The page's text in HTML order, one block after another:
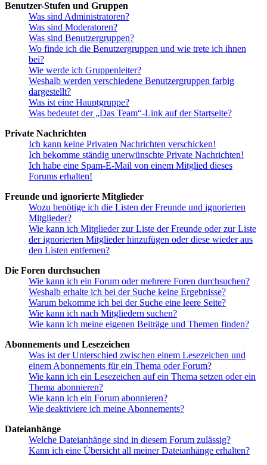
Benutzer-Stufen und Gruppen
Was sind Administratoren?
Was sind Moderatoren?
Was sind Benutzergruppen?
Wo finde ich die Benutzergruppen und wie trete ich ihnen
bei?
Wie werde ich Gruppenleiter?
Weshalb werden verschiedene Benutzergruppen farbig
dargestellt?
Was ist eine Hauptgruppe?
Was bedeutet der „Das Team“-Link auf der Startseite?
Private Nachrichten
Ich kann keine Privaten Nachrichten verschicken!
Ich bekomme ständig unerwünschte Private Nachrichten!
Ich habe eine Spam-E-Mail von einem Mitglied dieses
Forums erhalten!
Freunde und ignorierte Mitglieder
Wozu benötige ich die Listen der Freunde und ignorierten
Mitglieder?
Wie kann ich Mitglieder zur Liste der Freunde oder zur Liste
der ignorierten Mitglieder hinzufügen oder diese wieder aus
den Listen entfernen?
Die Foren durchsuchen
Wie kann ich ein Forum oder mehrere Foren durchsuchen?
Weshalb erhalte ich bei der Suche keine Ergebnisse?
Warum bekomme ich bei der Suche eine leere Seite?
Wie kann ich nach Mitgliedern suchen?
Wie kann ich meine eigenen Beiträge und Themen finden?
Abonnements und Lesezeichen
Was ist der Unterschied zwischen einem Lesezeichen und
einem Abonnements für ein Thema oder Forum?
Wie kann ich ein Lesezeichen auf ein Thema setzen oder ein
Thema abonnieren?
Wie kann ich ein Forum abonnieren?
Wie deaktiviere ich meine Abonnements?
Dateianhänge
Welche Dateianhänge sind in diesem Forum zulässig?
Kann ich eine Übersicht all meiner Dateianhänge erhalten?